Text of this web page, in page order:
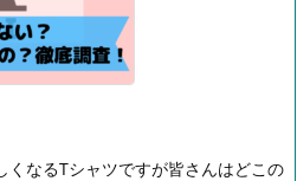
くなるTシャツですが皆さんはどこの